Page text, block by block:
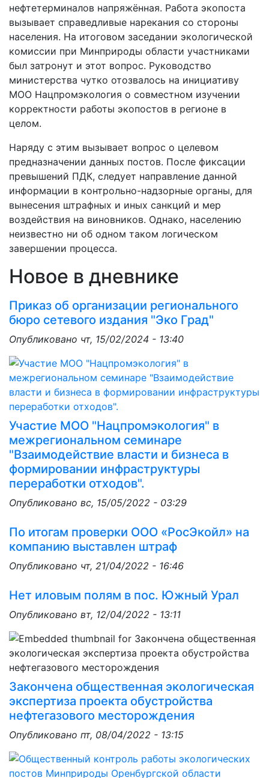
нефтетерминалов напряжённая. Работа экопоста
вызывает справедливые нарекания со стороны
населения. На итоговом заседании экологической
комиссии при Минприроды области участниками
был затронут и этот вопрос. Руководство
министерства чутко отозвалось на инициативу
МОО Нацпромэкология о совместном изучении
корректности работы экопостов в регионе в
целом.
Наряду с этим вызывает вопрос о целевом
предназначении данных постов. После фиксации
превышений ПДК, следует направление данной
информации в контрольно-надзорные органы, для
вынесения штрафных и иных санкций и мер
воздействия на виновников. Однако, населению
неизвестно ни об одном таком логическом
завершении процесса.
Новое в дневнике
Приказ об организации регионального
бюро сетевого издания "Эко Град"
Опубликовано чт, 15/02/2024 - 13:40
Участие МОО "Нацпромэкология" в
межрегиональном семинаре
"Взаимодействие власти и бизнеса в
формировании инфраструктуры
переработки отходов".
Опубликовано вс, 15/05/2022 - 03:29
По итогам проверки ООО «РосЭкойл» на
компанию выставлен штраф
Опубликовано чт, 21/04/2022 - 16:46
Нет иловым полям в пос. Южный Урал
Опубликовано вт, 12/04/2022 - 13:11
Закончена общественная экологическая
экспертиза проекта обустройства
нефтегазового месторождения
Опубликовано пт, 08/04/2022 - 13:15